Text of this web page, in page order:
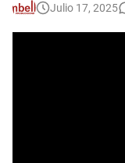
Julio 17, 2025